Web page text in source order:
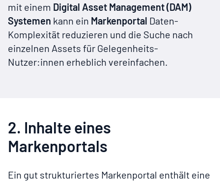
mit einem Digital Asset Management (DAM)
Systemen kann ein Markenportal Daten-
Komplexität reduzieren und die Suche nach
einzelnen Assets für Gelegenheits-
Nutzer:innen erheblich vereinfachen.
2. Inhalte eines
Markenportals
Ein gut strukturiertes Markenportal enthält eine